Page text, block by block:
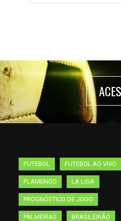
FUTEBOL FUTEBOL AO VIVO
FLAMENGO LA LIGA
PROGNÓSTICO DE JOGO
PALMEIRAS BRASILEIRÃO